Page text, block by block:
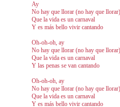
Ay
No hay que llorar (no hay que llorar)
Que la vida es un carnaval
Y es más bello vivir cantando
Oh-oh-oh, ay
No hay que llorar (no hay que llorar)
Que la vida es un carnaval
Y las penas se van cantando
Oh-oh-oh, ay
No hay que llorar (no hay que llorar)
Que la vida es un carnaval
Y es más bello vivir cantando